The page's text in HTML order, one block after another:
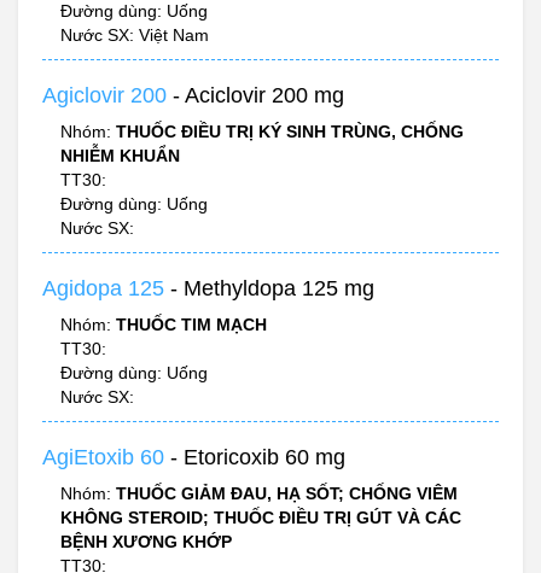
Đường dùng: Uống
Nước SX: Việt Nam
Agiclovir 200 - Aciclovir 200 mg
Nhóm: THUỐC ĐIỀU TRỊ KÝ SINH TRÙNG, CHỐNG
NHIỄM KHUẨN
TT30:
Đường dùng: Uống
Nước SX:
Agidopa 125 - Methyldopa 125 mg
Nhóm: THUỐC TIM MẠCH
TT30:
Đường dùng: Uống
Nước SX:
AgiEtoxib 60 - Etoricoxib 60 mg
Nhóm: THUỐC GIẢM ĐAU, HẠ SỐT; CHỐNG VIÊM
KHÔNG STEROID; THUỐC ĐIỀU TRỊ GÚT VÀ CÁC
BỆNH XƯƠNG KHỚP
TT30: